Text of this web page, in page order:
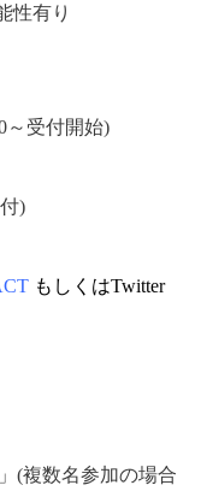
性有り
～受付開始)
)
もしくはTwitter
(複数名参加の場合